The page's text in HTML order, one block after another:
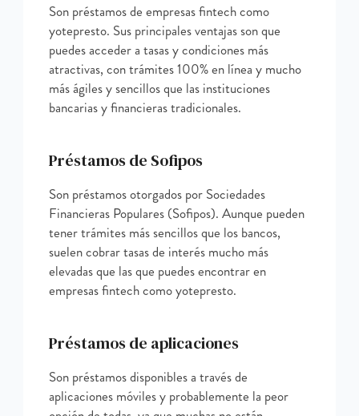
Son préstamos de empresas fintech como
yotepresto. Sus principales ventajas son que
puedes acceder a tasas y condiciones más
atractivas, con trámites 100% en línea y mucho
más ágiles y sencillos que las instituciones
bancarias y financieras tradicionales.
Préstamos de Sofipos
Son préstamos otorgados por Sociedades
Financieras Populares (Sofipos). Aunque pueden
tener trámites más sencillos que los bancos,
suelen cobrar tasas de interés mucho más
elevadas que las que puedes encontrar en
empresas fintech como yotepresto.
Préstamos de aplicaciones
Son préstamos disponibles a través de
aplicaciones móviles y probablemente la peor